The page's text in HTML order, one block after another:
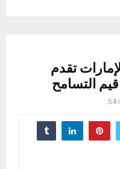
تقدم
التسامح
54